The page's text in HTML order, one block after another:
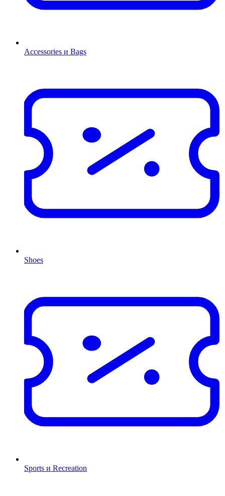
Accessories и Bags
Shoes
Sports и Recreation